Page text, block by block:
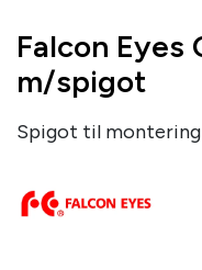
Falcon Eyes
m/spigot
Spigot til montering